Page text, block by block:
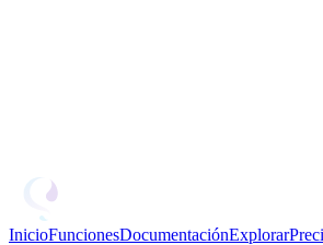
InicioFuncionesDocumentaciónExplorar